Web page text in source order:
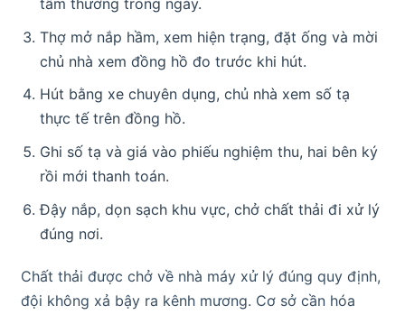
tâm thường trong ngày.
Thợ mở nắp hầm, xem hiện trạng, đặt ống và mời
chủ nhà xem đồng hồ đo trước khi hút.
Hút bằng xe chuyên dụng, chủ nhà xem số tạ
thực tế trên đồng hồ.
Ghi số tạ và giá vào phiếu nghiệm thu, hai bên ký
rồi mới thanh toán.
Đậy nắp, dọn sạch khu vực, chở chất thải đi xử lý
đúng nơi.
Chất thải được chở về nhà máy xử lý đúng quy định,
đội không xả bậy ra kênh mương. Cơ sở cần hóa